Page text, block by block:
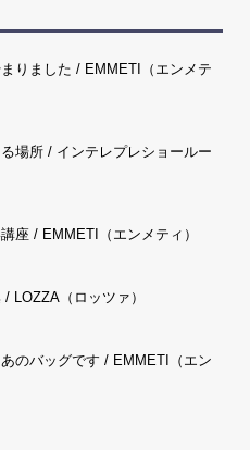
りました / EMMETI（エンメテ
場所 / インテレプレショールー
座 / EMMETI（エンメティ）
LOZZA（ロッツァ）
のバッグです / EMMETI（エン